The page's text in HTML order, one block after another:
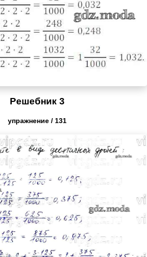
Решебник 3
упражнение / 131